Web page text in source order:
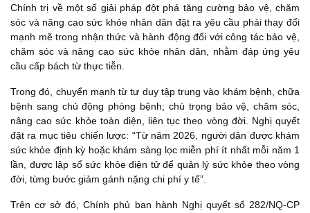
Chính trị về một số giải pháp đột phá tăng cường bảo vệ, chăm
sóc và nâng cao sức khỏe nhân dân đặt ra yêu cầu phải thay đổi
mạnh mẽ trong nhận thức và hành động đối với công tác bảo vệ,
chăm sóc và nâng cao sức khỏe nhân dân, nhằm đáp ứng yêu
cầu cấp bách từ thực tiễn.
Trong đó, chuyển mạnh từ tư duy tập trung vào khám bệnh, chữa
bệnh sang chủ động phòng bệnh; chú trọng bảo vệ, chăm sóc,
nâng cao sức khỏe toàn diện, liên tục theo vòng đời. Nghị quyết
đặt ra mục tiêu chiến lược: “Từ năm 2026, người dân được khám
sức khỏe định kỳ hoặc khám sàng lọc miễn phí ít nhất mỗi năm 1
lần, được lập sổ sức khỏe điện tử để quản lý sức khỏe theo vòng
đời, từng bước giảm gánh nặng chi phí y tế”.
Trên cơ sở đó, Chính phủ ban hành Nghị quyết số 282/NQ-CP